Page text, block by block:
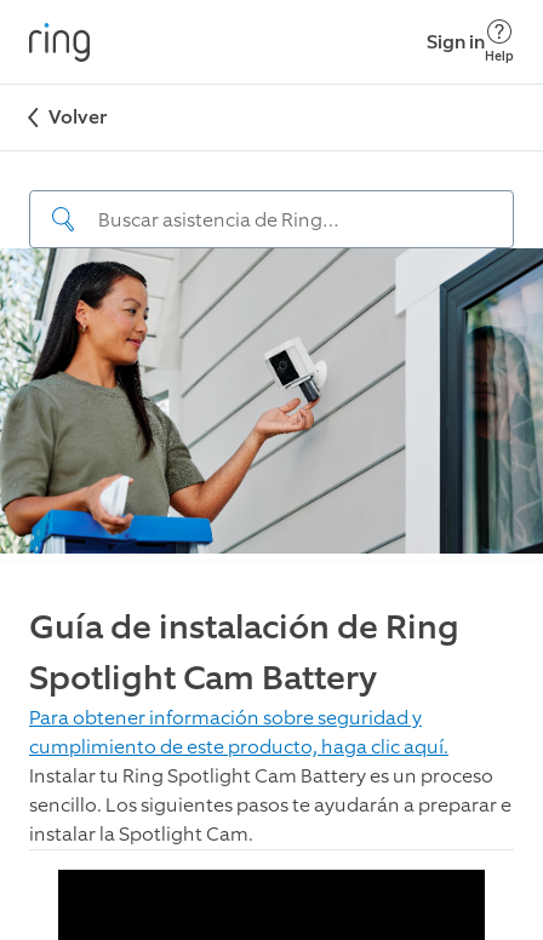
Sign in
Help
Volver
Guía de instalación de Ring
Spotlight Cam Battery
Para obtener información sobre seguridad y
cumplimiento de este producto, haga clic aquí.
Instalar tu Ring Spotlight Cam Battery es un proceso
sencillo. Los siguientes pasos te ayudarán a preparar e
instalar la Spotlight Cam.